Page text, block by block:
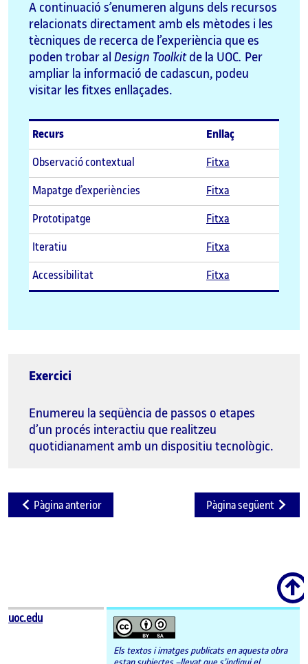
A continuació s’enumeren alguns dels recursos
relacionats directament amb els mètodes i les
tècniques de recerca de l’experiència que es
poden trobar al Design Toolkit de la UOC. Per
ampliar la informació de cadascun, podeu
visitar les fitxes enllaçades.
Recurs Enllaç
Observació contextual Fitxa
Mapatge d’experiències Fitxa
Prototipatge Fitxa
Iteratiu Fitxa
Accessibilitat Fitxa
Exercici
Enumereu la seqüència de passos o etapes
d’un procés interactiu que realitzeu
quotidianament amb un dispositiu tecnològic.
Pàgina anterior Pàgina següent
Scroll
uoc.edu
Els textos i imatges publicats en aquesta obra